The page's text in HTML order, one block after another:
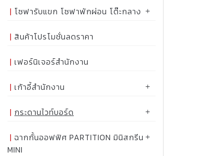
โซฟารับแขก โซฟาพักผ่อน โต๊ะกลาง
สินค้าโปรโมชั่นลดราคา
เฟอร์นิเจอร์สำนักงาน
เก้าอี้สำนักงาน
กระดานไวท์บอร์ด
ฉากกั้นออฟฟิศ PARTITION มินิสกรีน
MINI